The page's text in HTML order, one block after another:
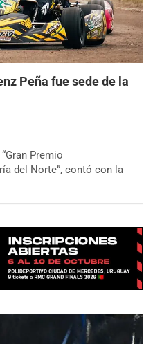
Peña fue sede de la
Premio
del Norte”, contó con la